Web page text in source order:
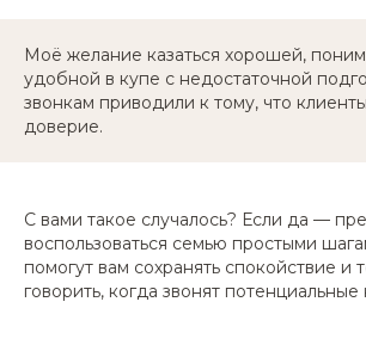
Моё желание казаться хорошей,
удобной в купе с недостаточной
звонкам приводили к тому, что
доверие.
С вами такое случалось? Если да —
воспользоваться семью простыми
помогут вам сохранять спокойствие и
говорить, когда звонят потенциальные